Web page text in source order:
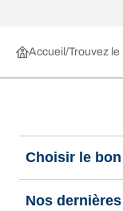
Accueil Trouvez
Choisir le
Nos